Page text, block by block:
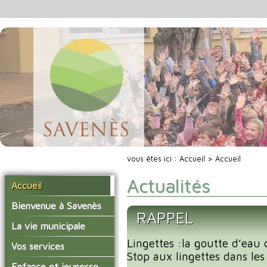
Accueil
Bienvenue à Savenès
Situer Savenès
Savenès en chiffre
L'histoire du village
La vie municipale
Vos élus
Les compte-rendus du
Vos services
La mairie
vous êtes ici : Accueil > Accueil
Actualités
RAPPEL
Lingettes :la goutte
Stop aux lingettes dans